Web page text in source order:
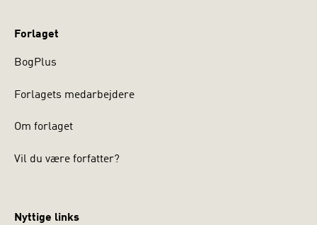
Forlaget
BogPlus
Forlagets medarbejdere
Om forlaget
Vil du være forfatter?
Nyttige links